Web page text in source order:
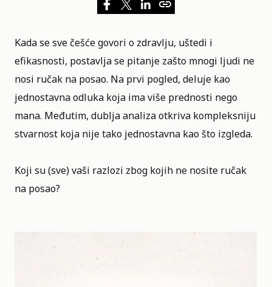
Kada se sve češće govori o zdravlju, uštedi i
efikasnosti, postavlja se pitanje zašto mnogi ljudi ne
nosi ručak na posao. Na prvi pogled, deluje kao
jednostavna odluka koja ima više prednosti nego
mana. Međutim, dublja analiza otkriva kompleksniju
stvarnost koja nije tako jednostavna kao što izgleda.
Koji su (sve) vaši razlozi zbog kojih ne nosite ručak
na posao?